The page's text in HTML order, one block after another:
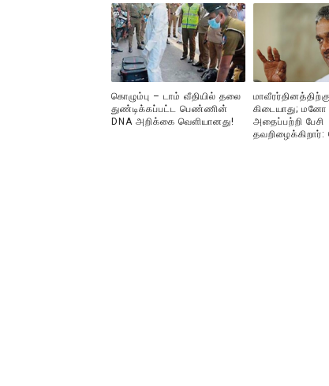
ஜனாதிபதி ஐக்கிய
32 CM விநோத
வலிமை தான் அஜித்
கொழும்பு – டாம் வீதியில் தலை
துண்டிக்கப்பட்ட பெண்ணின்
DNA அறிக்கை வௌியானது!
கிடையாது;
அதைப்பற்றி பேசி